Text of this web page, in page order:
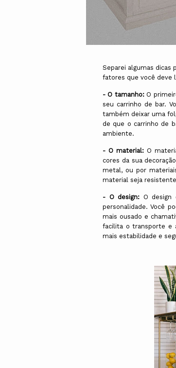
Separei algumas dicas
fatores que você deve
- O tamanho:O
seu carrinho de bar.
também deixar uma
de que o carrinho de
ambiente.
- O material:O
cores da sua
metal, ou por
material seja
- O design: O design
personalidade. Você
mais ousado e
facilita o transporte e
mais estabilidade e